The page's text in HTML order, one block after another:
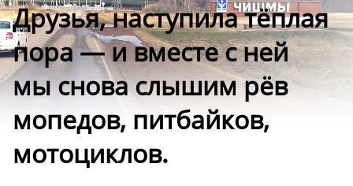
Друзья, наступила тёплая
пора — и вместе с ней
мы снова слышим рёв
мопедов, питбайков,
мотоциклов.